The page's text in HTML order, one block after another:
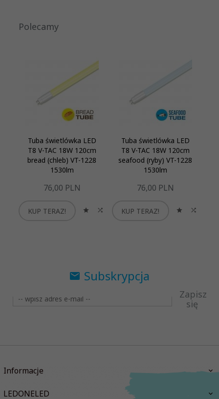
Polecamy
Tuba świetlówka LED
T8 V-TAC 18W 120cm
bread (chleb) VT-1228
1530lm
76,00 PLN
KUP TERAZ!
Tuba świetlówka LED
T8 V-TAC 18W 120cm
seafood (ryby) VT-1228
1530lm
76,00 PLN
KUP TERAZ!
Subskrypcja
Zapisz
się
Informacje
LEDONELED